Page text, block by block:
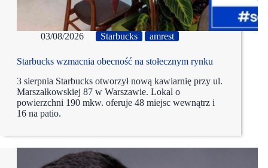
03/08/2026 Starbucks amrest
Starbucks wzmacnia obecność na stołecznym rynku
3 sierpnia Starbucks otworzył nową kawiarnię przy ul.
Marszałkowskiej 87 w Warszawie. Lokal o
powierzchni 190 mkw. oferuje 48 miejsc wewnątrz i
16 na patio.